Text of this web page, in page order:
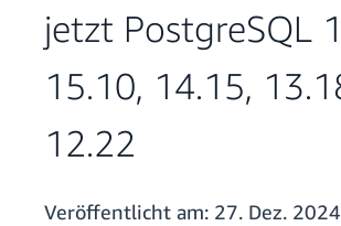
jetzt PostgreSQL
15.10, 14.15,
12.22
Veröffentlicht am: 27. Dez. 2024